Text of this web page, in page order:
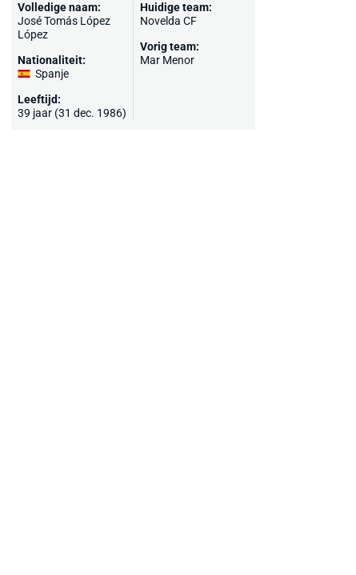
Volledige naam:
José Tomás López
López
Nationaliteit:
Spanje
Leeftijd:
39 jaar (31 dec. 1986)
Huidige team:
Novelda CF
Vorig team:
Mar Menor